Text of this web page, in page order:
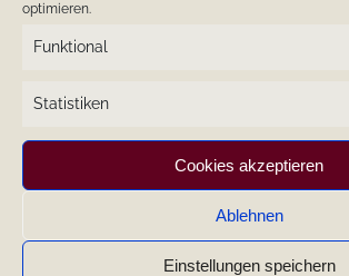
optimieren.
Funktional
Statistiken
Cookies akzeptieren
Ablehnen
Einstellungen speichern